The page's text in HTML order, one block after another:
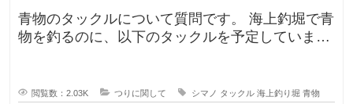
青物のタックルについて質問です。 海上釣堀で青
物を釣るのに、以下のタックルを予定していま
閲覧数：2.03K つりに関して シマノ タックル 海上釣り堀 青物